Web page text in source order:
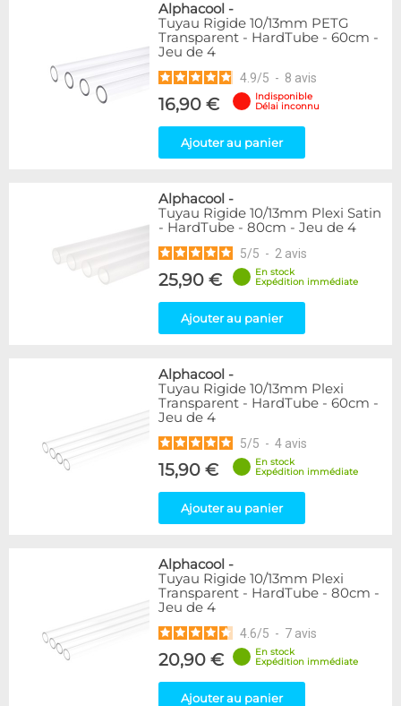
Alphacool -
Tuyau Rigide 10/13mm PETG
Transparent - HardTube - 60cm -
Jeu de 4
4.9/5 - 8 avis
16,90 €
Indisponible
Délai inconnu
Ajouter au panier
Alphacool -
Tuyau Rigide 10/13mm Plexi Satin
- HardTube - 80cm - Jeu de 4
5/5 - 2 avis
25,90 €
En stock
Expédition immédiate
Ajouter au panier
Alphacool -
Tuyau Rigide 10/13mm Plexi
Transparent - HardTube - 60cm -
Jeu de 4
5/5 - 4 avis
15,90 €
En stock
Expédition immédiate
Ajouter au panier
Alphacool -
Tuyau Rigide 10/13mm Plexi
Transparent - HardTube - 80cm -
Jeu de 4
4.6/5 - 7 avis
20,90 €
En stock
Expédition immédiate
Ajouter au panier